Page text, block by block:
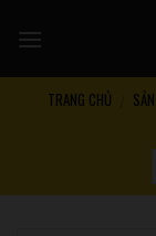
TRANG CHỦ